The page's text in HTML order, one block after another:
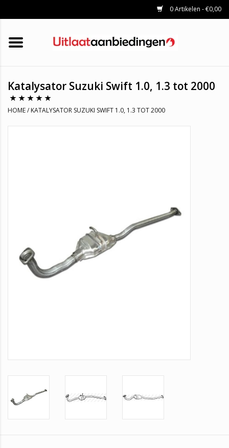
0 Artikelen - €0,00
HOME
KATALYSATOREN
UNIVERSELE UITLAATDELEN
MERKEN
Katalysator Suzuki Swift 1.0, 1.3 tot 2000
HOME/ KATALYSATOR SUZUKI SWIFT 1.0, 1.3 TOT 2000